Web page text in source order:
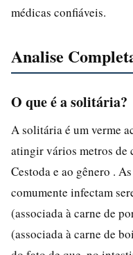
médicas confiáveis.
Analise
O que é a solitária?
A solitária é um verme
atingir vários metros de
Cestoda e ao gênero .
comumente infectam
(associada à carne de
(associada à carne de